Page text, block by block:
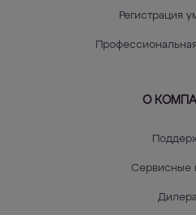
Регистрация
О
Сервисные